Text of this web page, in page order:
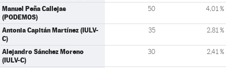
Manuel Peña Callejas
(PODEMOS)
50 4,01 %
Antonia Capitán Martínez (IULV-
C)
35 2,81 %
Alejandro Sánchez Moreno
(IULV-C)
30 2,41 %